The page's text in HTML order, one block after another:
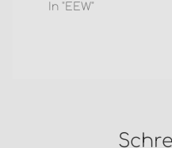
In "EEW"